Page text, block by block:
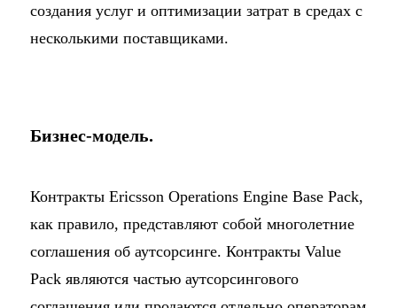
создания услуг и оптимизации затрат в средах с
несколькими поставщиками.
Бизнес-модель.
Контракты Ericsson Operations Engine Base Pack,
как правило, представляют собой многолетние
соглашения об аутсорсинге. Контракты Value
Pack являются частью аутсорсингового